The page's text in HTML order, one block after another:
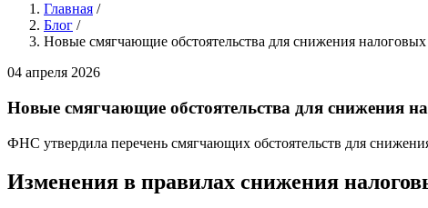
Главная /
Блог /
Новые смягчающие обстоятельства для снижения
04 апреля 2026
Новые смягчающие обстоятельства для снижения
ФНС утвердила перечень смягчающих обстоятельств для
Изменения в правилах снижения